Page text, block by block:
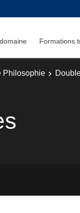
Formations
Philosophie